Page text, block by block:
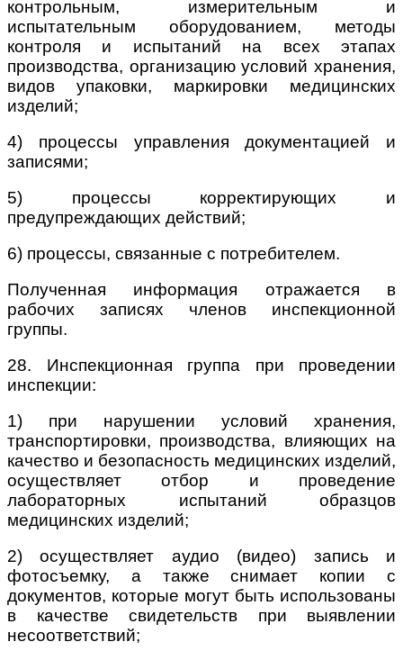
контрольным, измерительным и
испытательным оборудованием, методы
контроля и испытаний на всех этапах
производства, организацию условий хранения,
видов упаковки, маркировки медицинских
изделий;
4) процессы управления документацией и
записями;
5) процессы корректирующих и
предупреждающих действий;
6) процессы, связанные с потребителем.
Полученная информация отражается в
рабочих записях членов инспекционной
группы.
28. Инспекционная группа при проведении
инспекции:
1) при нарушении условий хранения,
транспортировки, производства, влияющих на
качество и безопасность медицинских изделий,
осуществляет отбор и проведение
лабораторных испытаний образцов
медицинских изделий;
2) осуществляет аудио (видео) запись и
фотосъемку, а также снимает копии с
документов, которые могут быть использованы
в качестве свидетельств при выявлении
несоответствий;